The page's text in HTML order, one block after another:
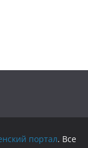
портал. Все